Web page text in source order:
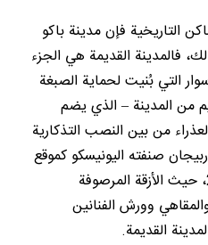
التاريخية فإن مدينة باكو
فالمدينة القديمة هي الجزء
التي بُنيت لحماية الصبغة
من المدينة – الذي يضم
من بين النصب التذكارية
صنفته اليونيسكو كموقع
للتراث العالمي في عام 2000، حيث الأزقة المرصوفة
وورش الفنانين
القديمة.